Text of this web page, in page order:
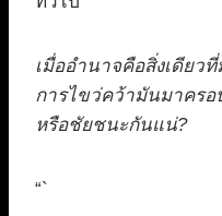
เมื่ออำนาจคือสิ่งเดียว
การไขว่คว้ามันมาครอ
หรือชัยชนะกันแน่?
“`